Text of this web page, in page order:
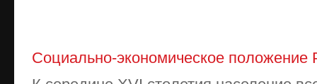
Социально-экономическое положение